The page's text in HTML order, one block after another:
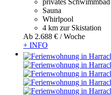
privates Schwimmbad
Sauna
Whirlpool
4 km zur Skistation
Ab 2.688 € / Woche
+ INFO